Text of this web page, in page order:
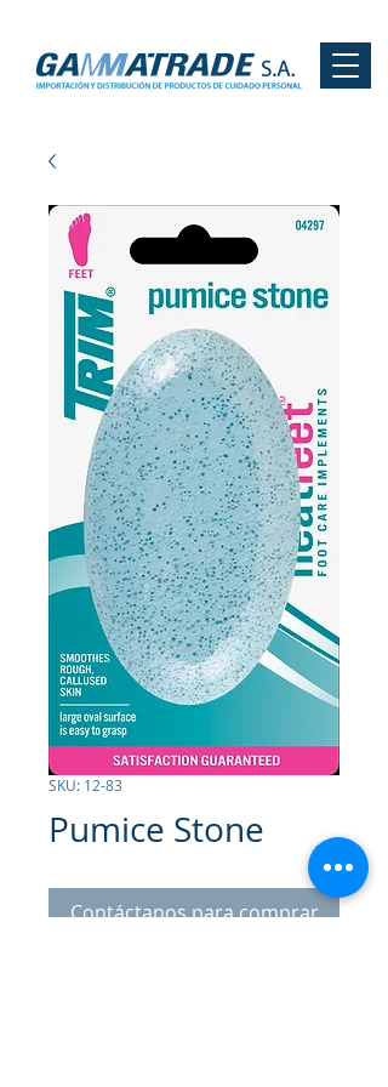
SKU: 12-83
Pumice Stone
Contáctanos para comprar